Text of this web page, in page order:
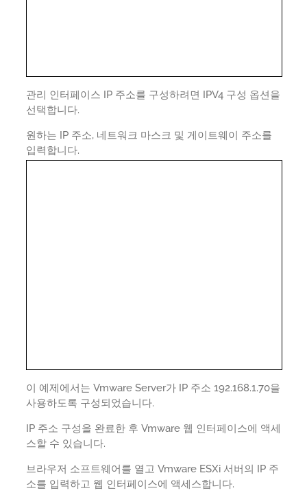
관리 인터페이스 IP 주소를 구성하려면 IPV4 구성 옵션을
선택합니다.
원하는 IP 주소, 네트워크 마스크 및 게이트웨이 주소를
입력합니다.
이 예제에서는 Vmware Server가 IP 주소 192.168.1.70을
사용하도록 구성되었습니다.
IP 주소 구성을 완료한 후 Vmware 웹 인터페이스에 액세
스할 수 있습니다.
브라우저 소프트웨어를 열고 Vmware ESXi 서버의 IP 주
소를 입력하고 웹 인터페이스에 액세스합니다.